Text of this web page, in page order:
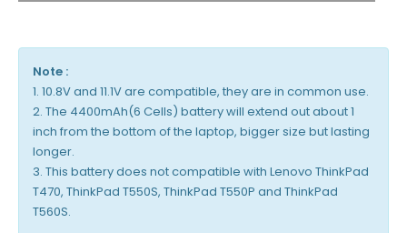
Note :
1. 10.8V and 11.1V are compatible, they are in common use.
2. The 4400mAh(6 Cells) battery will extend out about 1
inch from the bottom of the laptop, bigger size but lasting
longer.
3. This battery does not compatible with Lenovo ThinkPad
T470, ThinkPad T550S, ThinkPad T550P and ThinkPad
T560S.